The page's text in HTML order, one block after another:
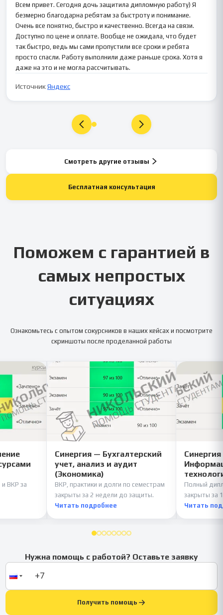
Всем привет. Сегодня дочь защитила дипломную работу) Я
безмерно благодарна ребятам за быстроту и понимание.
Очень все понятно, быстро и качественно. Всегда на связи.
Доступно по цене и оплате. Вообще не ожидала, что будет
так быстро, ведь мы сами пропустили все сроки и ребята
просто спасли. Работу выполнили даже раньше срока. Хотя я
даже на это и не могла рассчитывать.
ИсточникЯндекс
Смотреть другие отзывы
Бесплатная консультация
Поможем с гарантией в
самых непростых
ситуациях
Ознакомьтесь с опытом сокурсников в наших кейсах и посмотрите
скриншоты после проделанной работы
и ВКР за
Синергия — Бухгалтерский
учет, анализ и аудит
(Экономика)
ВКР, практики и долги по семестрам
закрыты за 2 недели до защиты.
Читать подробнее
Полный
закрыты за
Читать
Нужна помощь с работой? Оставьте заявку
Получить помощь